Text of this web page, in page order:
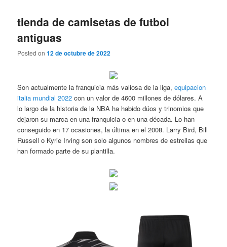
tienda de camisetas de futbol
antiguas
Posted on12 de octubre de 2022
Son actualmente la franquicia más valiosa de la liga,equipacion
italia mundial 2022 con un valor de 4600 millones de dólares. A
lo largo de la historia de la NBA ha habido dúos y trinomios que
dejaron su marca en una franquicia o en una década. Lo han
conseguido en 17 ocasiones, la última en el 2008. Larry Bird, Bill
Russell o Kyrie Irving son solo algunos nombres de estrellas que
han formado parte de su plantilla.